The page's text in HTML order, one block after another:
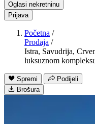
Oglasi nekretninu
Prijava
Početna /
Prodaja /
Istra, Savudrija,
luksuznom
Spremi
Podijeli
Brošura